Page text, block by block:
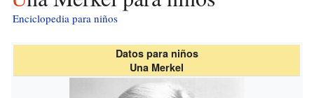
Enciclopedia para niños
Datos para niños
Una Merkel